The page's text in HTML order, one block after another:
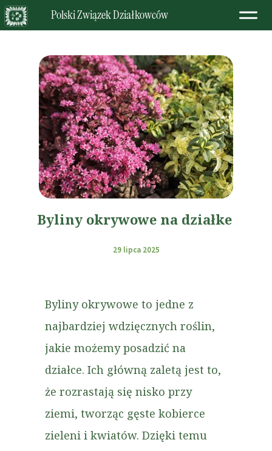
Polski Związek Działkowców
29 lipca 2025
Byliny okrywowe na działke
Byliny okrywowe to jedne z
najbardziej wdzięcznych roślin,
jakie możemy posadzić na
działce. Ich główną zaletą jest to,
że rozrastają się nisko przy
ziemi, tworząc gęste kobierce
zieleni i kwiatów. Dzięki temu